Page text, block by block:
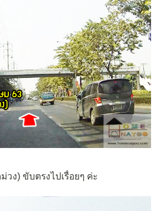
วง) ขับตรงไปเรื่อยๆ ค่ะ